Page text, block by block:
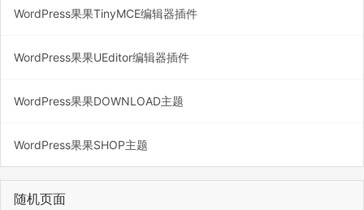
WordPress果果TinyMCE编辑器插件
WordPress果果UEditor编辑器插件
WordPress果果DOWNLOAD主题
WordPress果果SHOP主题
随机页面